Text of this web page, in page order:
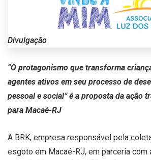
Divulgação
“O protagonismo que transforma
agentes ativos em seu processo de
pessoal e social” é a proposta da ação
para Macaé-RJ
A BRK, empresa responsável pela
esgoto em Macaé-RJ, em parceria com